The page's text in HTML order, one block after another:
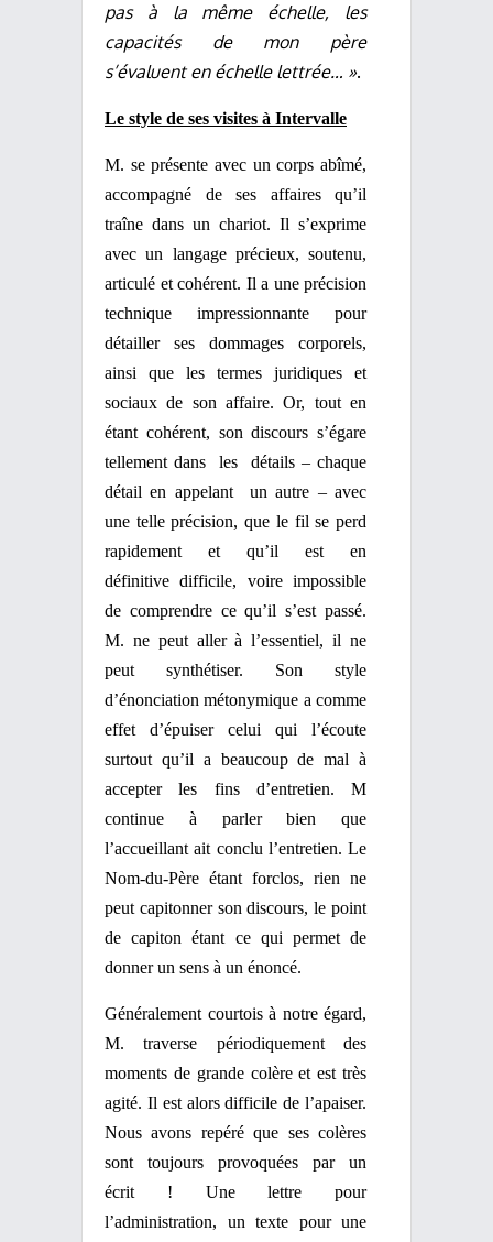
pas à la même échelle, les
capacités de mon père
s’évaluent en échelle lettrée… ».
Le style de ses visites à Intervalle
M. se présente avec un corps abîmé,
accompagné de ses affaires qu’il
traîne dans un chariot. Il s’exprime
avec un langage précieux, soutenu,
articulé et cohérent. Il a une précision
technique impressionnante pour
détailler ses dommages corporels,
ainsi que les termes juridiques et
sociaux de son affaire. Or, tout en
étant cohérent, son discours s’égare
tellement dans
les
détails – chaque
détail en appelant
un autre – avec
une telle précision, que le fil se perd
rapidement et qu’il est en
définitive difficile, voire impossible
de comprendre ce qu’il s’est passé.
M. ne peut aller à l’essentiel, il ne
peut synthétiser. Son style
d’énonciation métonymique a comme
effet d’épuiser celui qui l’écoute
surtout qu’il a beaucoup de mal à
accepter les fins d’entretien. M
continue à parler bien que
l’accueillant ait conclu l’entretien. Le
Nom-du-Père étant forclos, rien ne
peut capitonner son discours, le point
de capiton étant ce qui permet de
donner un sens à un énoncé.
Généralement courtois à notre égard,
M. traverse périodiquement des
moments de grande colère et est très
agité. Il est alors difficile de l’apaiser.
Nous avons repéré que ses colères
sont toujours provoquées par un
écrit ! Une lettre pour
l’administration, un texte pour une